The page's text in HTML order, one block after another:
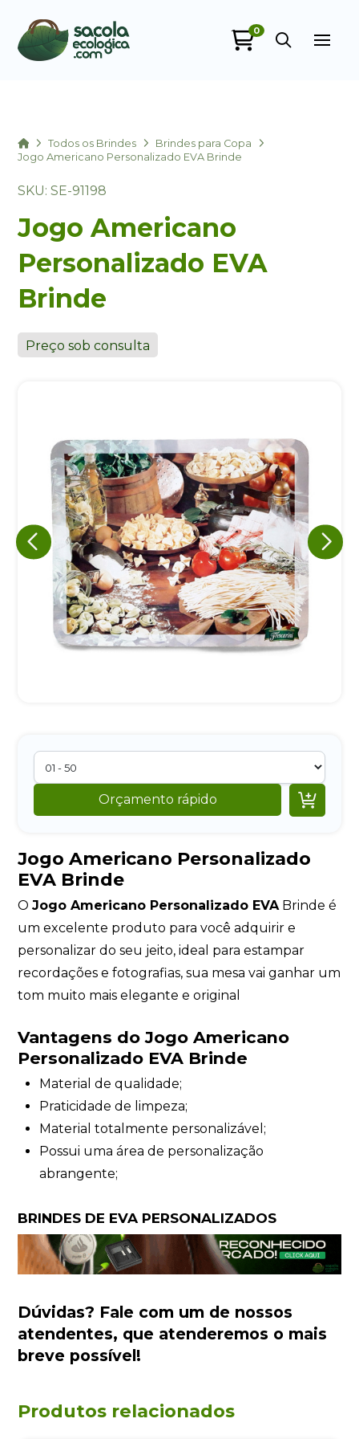
0
HomeTodos os Brindes
Brindes para Copa
Jogo Americano Personalizado EVA Brinde
SKU: SE-91198
Jogo Americano
Personalizado EVA
Brinde
Preço sob consulta
Orçamento rápido 
Jogo Americano Personalizado
EVA Brinde
OJogo Americano Personalizado EVA Brinde é
um excelente produto para você adquirir e
personalizar do seu jeito, ideal para estampar
recordações e fotografias, sua mesa vai ganhar um
tom muito mais elegante e original
Vantagens do Jogo Americano
Personalizado EVA Brinde
Material de qualidade;
Praticidade de limpeza;
Material totalmente personalizável;
Possui uma área de personalização
abrangente;
BRINDES DE EVA PERSONALIZADOS
Dúvidas? Fale com um de nossos
atendentes, que atenderemos o mais
breve possível!
Produtos relacionados
+55
A nossa empresa está comprometida a proteger e respeitar
sua privacidade, utilizaremos seus dados apenas para fins
de marketing. Você pode alterar suas preferências a
qualquer momento.
Iniciar conversa